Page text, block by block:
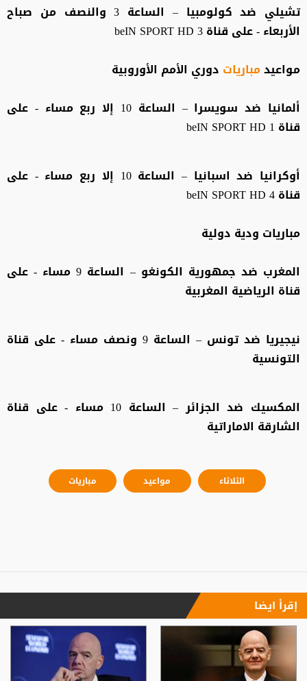
تشيلي ضد كولومبيا – الساعة 3 والنصف من صباح
الأربعاء - على قناة beIN SPORT HD 3
مواعيدمباريات دوري الأمم الأوروبية
ألمانيا ضد سويسرا – الساعة 10 إلا ربع مساء - على
قناة beIN SPORT HD 1
أوكرانيا ضد اسبانيا – الساعة 10 إلا ربع مساء - على
قناة beIN SPORT HD 4
مباريات ودية دولية
المغرب ضد جمهورية الكونغو – الساعة 9 مساء - على
قناة الرياضية المغربية
نيجيريا ضد تونس – الساعة 9 ونصف مساء - على قناة
التونسية
المكسيك ضد الجزائر – الساعة 10 مساء - على قناة
الشارقة الاماراتية
الثلاثاء مواعيد مباريات
إقرأ ايضا